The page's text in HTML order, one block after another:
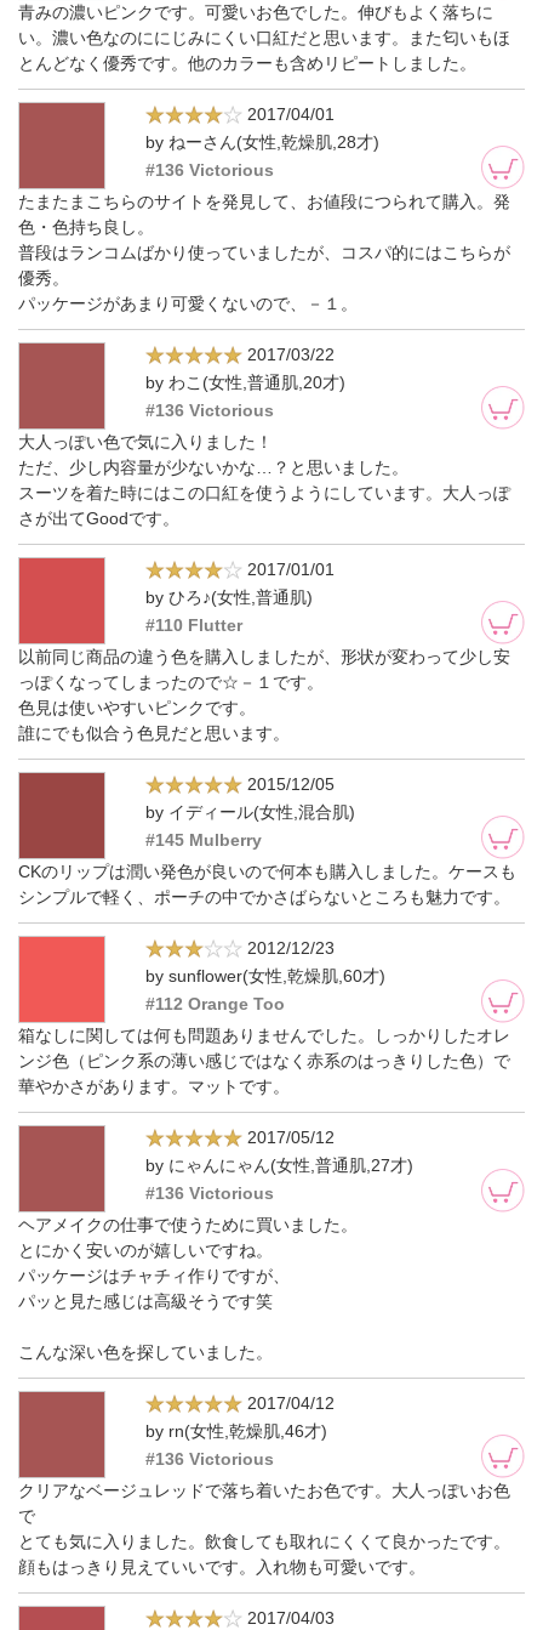
青みの濃いピンクです。可愛いお色でした。伸びもよく落ちに
い。濃い色なのににじみにくい口紅だと思います。また匂いもほ
とんどなく優秀です。他のカラーも含めリピートしました。
2017/04/01
by ねーさん(女性,乾燥肌,28才)
#136 Victorious
たまたまこちらのサイトを発見して、お値段につられて購入。発
色・色持ち良し。
普段はランコムばかり使っていましたが、コスパ的にはこちらが
優秀。
パッケージがあまり可愛くないので、－１。
2017/03/22
by わこ(女性,普通肌,20才)
#136 Victorious
大人っぽい色で気に入りました！
ただ、少し内容量が少ないかな…？と思いました。
スーツを着た時にはこの口紅を使うようにしています。大人っぽ
さが出てGoodです。
2017/01/01
by ひろ♪(女性,普通肌)
#110 Flutter
以前同じ商品の違う色を購入しましたが、形状が変わって少し安
っぽくなってしまったので☆－１です。
色見は使いやすいピンクです。
誰にでも似合う色見だと思います。
2015/12/05
by イディール(女性,混合肌)
#145 Mulberry
CKのリップは潤い発色が良いので何本も購入しました。ケースも
シンプルで軽く、ポーチの中でかさばらないところも魅力です。
2012/12/23
by sunflower(女性,乾燥肌,60才)
#112 Orange Too
箱なしに関しては何も問題ありませんでした。しっかりしたオレ
ンジ色（ピンク系の薄い感じではなく赤系のはっきりした色）で
華やかさがあります。マットです。
2017/05/12
by にゃんにゃん(女性,普通肌,27才)
#136 Victorious
ヘアメイクの仕事で使うために買いました。
とにかく安いのが嬉しいですね。
パッケージはチャチィ作りですが、
パッと見た感じは高級そうです笑
こんな深い色を探していました。
2017/04/12
by rn(女性,乾燥肌,46才)
#136 Victorious
クリアなベージュレッドで落ち着いたお色です。大人っぽいお色
で
とても気に入りました。飲食しても取れにくくて良かったです。
顔もはっきり見えていいです。入れ物も可愛いです。
2017/04/03